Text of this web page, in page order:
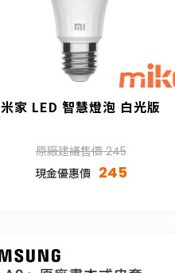
米家 LED 智慧燈泡 白光版
原廠建議售價 245
現金優惠價 245